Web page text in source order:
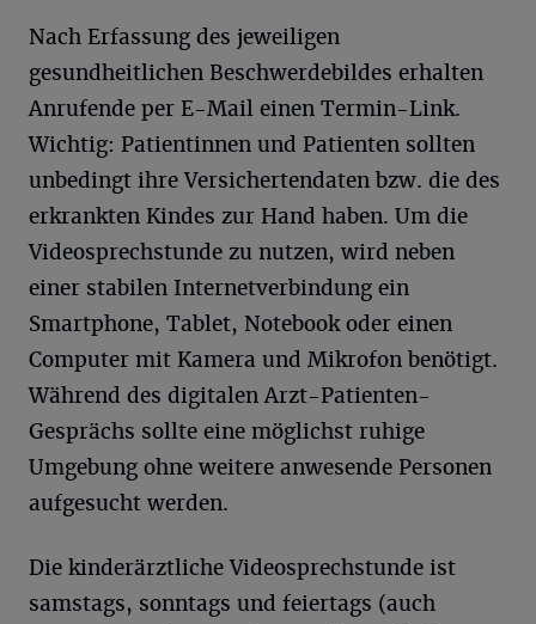
Nach Erfassung des jeweiligen
gesundheitlichen Beschwerdebildes erhalten
Anrufende per E-Mail einen Termin-Link.
Wichtig: Patientinnen und Patienten sollten
unbedingt ihre Versichertendaten bzw. die des
erkrankten Kindes zur Hand haben. Um die
Videosprechstunde zu nutzen, wird neben
einer stabilen Internetverbindung ein
Smartphone, Tablet, Notebook oder einen
Computer mit Kamera und Mikrofon benötigt.
Während des digitalen Arzt-Patienten-
Gesprächs sollte eine möglichst ruhige
Umgebung ohne weitere anwesende Personen
aufgesucht werden.
Die kinderärztliche Videosprechstunde ist
samstags, sonntags und feiertags (auch